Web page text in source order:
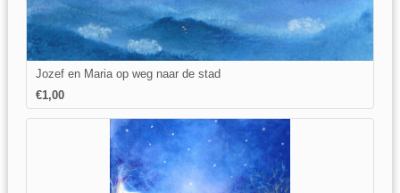
Jozef en Maria op weg naar de stad
€1,00